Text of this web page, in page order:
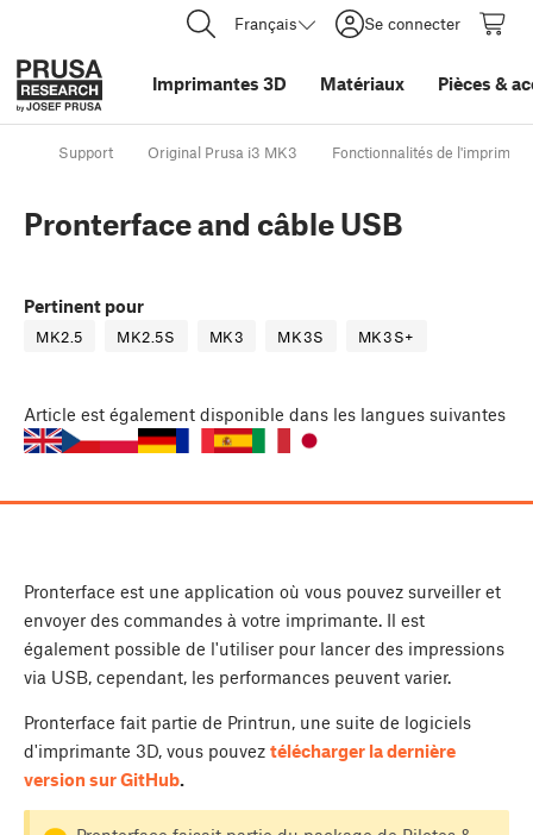
Français Se connecter
Imprimantes 3D Matériaux Pièces &
Support Original Prusa i3 MK3 Fonctionnalités de
Pronterface and câble USB
Pertinent pour
MK2.5 MK2.5S MK3 MK3S MK3S+
Article est également disponible dans les langues suivantes
Pronterface est une application où vous pouvez surveiller et
envoyer des commandes à votre imprimante. Il est
également possible de l'utiliser pour lancer des impressions
via USB, cependant, les performances peuvent varier.
Pronterface fait partie de Printrun, une suite de logiciels
d'imprimante 3D, vous pouvez télécharger la dernière
version sur GitHub.